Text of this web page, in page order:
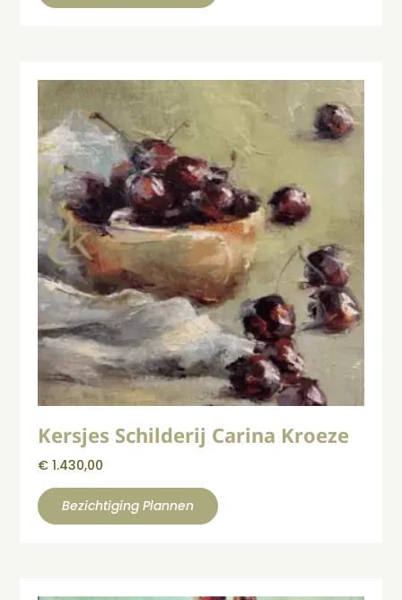
Kersjes Schilderij Carina Kroeze
€ 1.430,00
Bezichtiging Plannen